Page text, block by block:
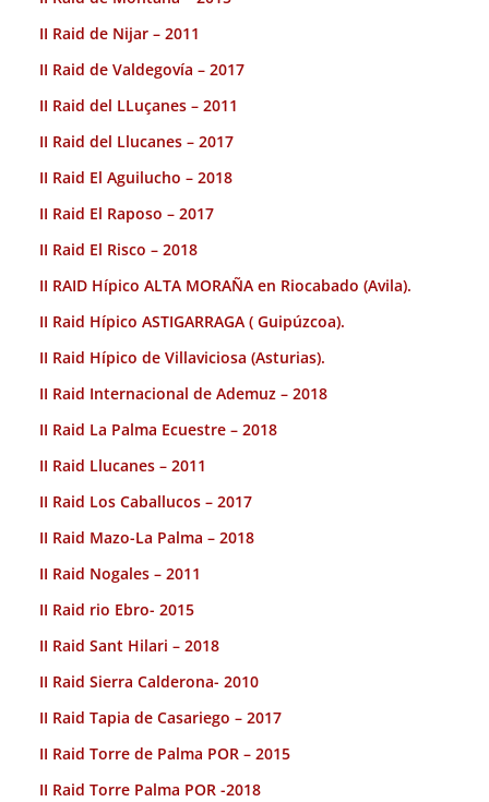
II Raid de Nijar – 2011
II Raid de Valdegovía – 2017
II Raid del LLuçanes – 2011
II Raid del Llucanes – 2017
II Raid El Aguilucho – 2018
II Raid El Raposo – 2017
II Raid El Risco – 2018
II RAID Hípico ALTA MORAÑA en Riocabado (Avila).
II Raid Hípico ASTIGARRAGA ( Guipúzcoa).
II Raid Hípico de Villaviciosa (Asturias).
II Raid Internacional de Ademuz – 2018
II Raid La Palma Ecuestre – 2018
II Raid Llucanes – 2011
II Raid Los Caballucos – 2017
II Raid Mazo-La Palma – 2018
II Raid Nogales – 2011
II Raid rio Ebro- 2015
II Raid Sant Hilari – 2018
II Raid Sierra Calderona- 2010
II Raid Tapia de Casariego – 2017
II Raid Torre de Palma POR – 2015
II Raid Torre Palma POR -2018